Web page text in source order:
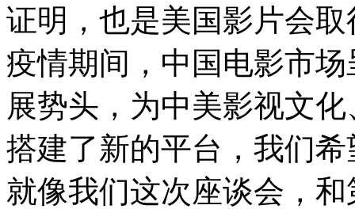
证明，也是美国影片会
疫情期间，中国电影市
展势头，为中美影视文
搭建了新的平台，我们
就像我们这次座谈会，